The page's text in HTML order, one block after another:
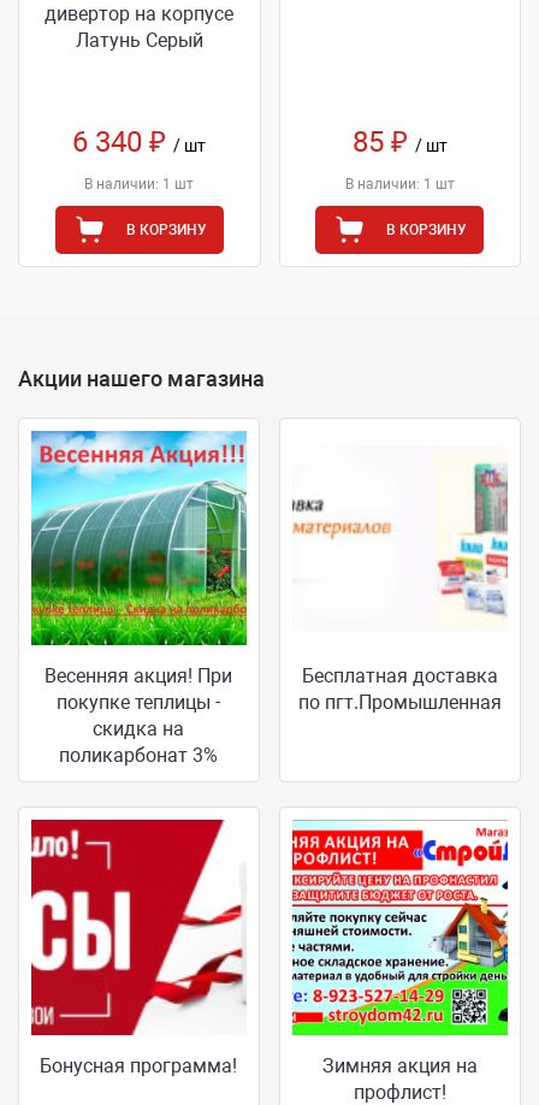
дивертор на корпусе
Латунь Серый
6 340 ₽/ шт
В наличии: 1 шт
В КОРЗИНУ
85 ₽ / шт
В наличии: 1 шт
В КОРЗИНУ
Акции нашего магазина
Весенняя акция! При
покупке теплицы -
скидка на
поликарбонат 3%
Бесплатная доставка
по пгт.Промышленная
Бонусная программа!
Зимняя акция на
профлист!